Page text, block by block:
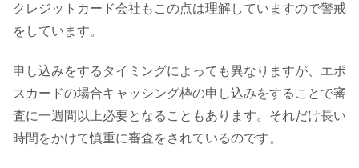
クレジットカード会社もこの点は理解していますので警戒
をしています。
申し込みをするタイミングによっても異なりますが、エポ
スカードの場合キャッシング枠の申し込みをすることで審
査に一週間以上必要となることもあります。それだけ長い
時間をかけて慎重に審査をされているのです。